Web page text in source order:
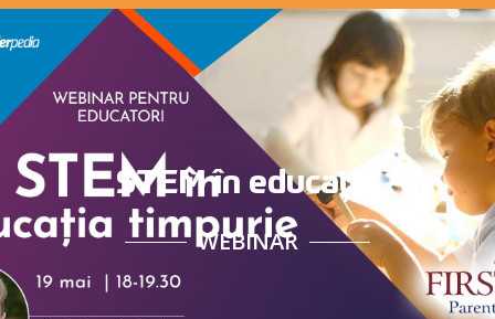
STEM în educație
WEBINAR